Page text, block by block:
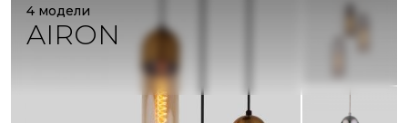
4 модели
AIRON